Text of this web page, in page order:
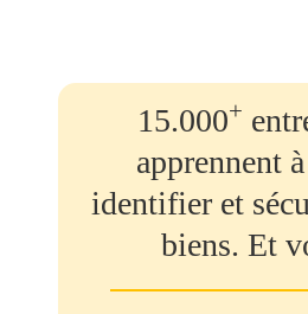
15.000+
apprennent
identifier et
biens. Et